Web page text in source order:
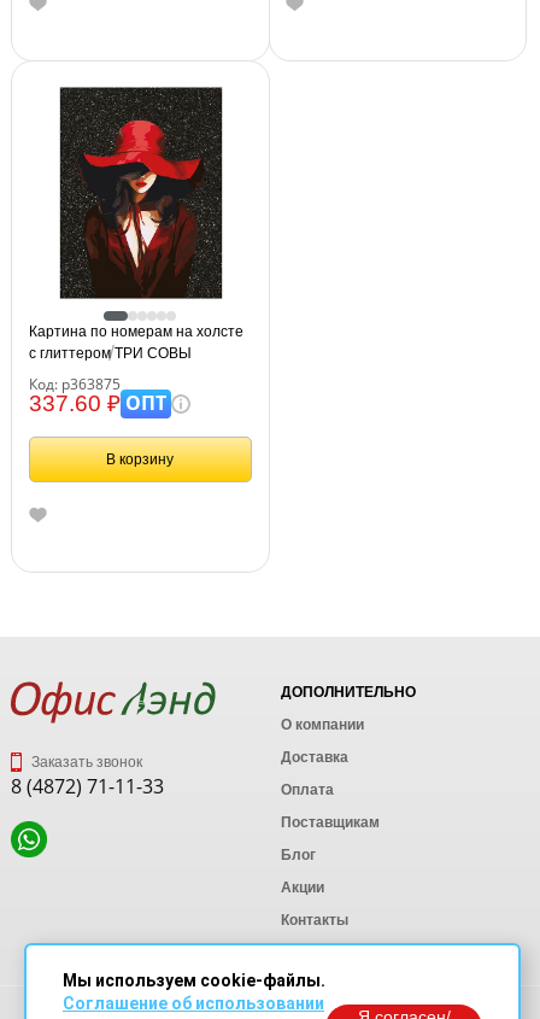
Картина по номерам на холсте
с глиттером ТРИ СОВЫ
акриловыми красками и кистями
Код: р363875
337.60 ₽ОПТ
В корзину
Заказать звонок
8 (4872) 71-11-33
ДОПОЛНИТЕЛЬНО
О компании
Доставка
Оплата
Поставщикам
Блог
Акции
Контакты
Политика конфиденциальности
Мы используем cookie-файлы.
Соглашение об использовании